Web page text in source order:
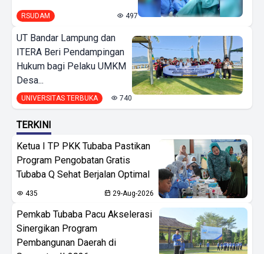
RSUDAM 497
UT Bandar Lampung dan
ITERA Beri Pendampingan
Hukum bagi Pelaku UMKM
Desa...
UNIVERSITAS TERBUKA 740
TERKINI
Ketua I TP PKK Tubaba Pastikan
Program Pengobatan Gratis
Tubaba Q Sehat Berjalan Optimal
435 29-Aug-2026
Pemkab Tubaba Pacu Akselerasi
Sinergikan Program
Pembangunan Daerah di